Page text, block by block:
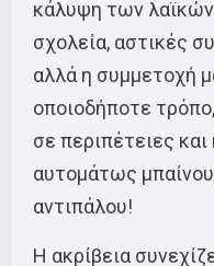
κάλυψη των
σχολεία, αστικές
αλλά η συμμετοχή
οποιοδήποτε
σε περιπέτειες
αυτομάτως
αντιπάλου!
Η ακρίβεια